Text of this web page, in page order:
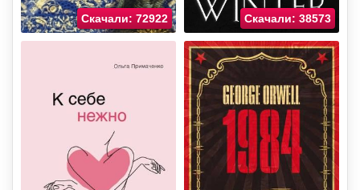
Скачали: 72922 Скачали: 38573